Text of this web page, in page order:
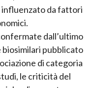
influenzato da fattori
dall’ultimo
pubblicato
di categoria
le criticità del